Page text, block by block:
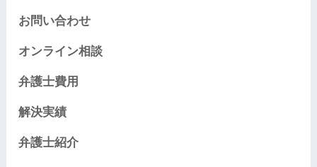
お問い合わせ
オンライン相談
弁護士費用
解決実績
弁護士紹介